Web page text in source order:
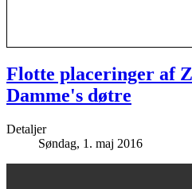
Flotte placeringer af
Damme's døtre
Detaljer
Søndag, 1. maj 2016